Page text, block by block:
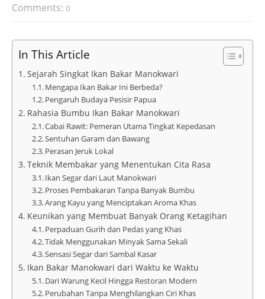
Comments: 0
In This Article
Sejarah Singkat Ikan Bakar Manokwari
Mengapa Ikan Bakar Ini Berbeda?
Pengaruh Budaya Pesisir Papua
Rahasia Bumbu Ikan Bakar Manokwari
Cabai Rawit: Pemeran Utama Tingkat Kepedasan
Sentuhan Garam dan Bawang
Perasan Jeruk Lokal
Teknik Membakar yang Menentukan Cita Rasa
Ikan Segar dari Laut Manokwari
Proses Pembakaran Tanpa Banyak Bumbu
Arang Kayu yang Menciptakan Aroma Khas
Keunikan yang Membuat Banyak Orang Ketagihan
Perpaduan Gurih dan Pedas yang Khas
Tidak Menggunakan Minyak Sama Sekali
Sensasi Segar dari Sambal Kasar
Ikan Bakar Manokwari dari Waktu ke Waktu
Dari Warung Kecil Hingga Restoran Modern
Perubahan Tanpa Menghilangkan Ciri Khas